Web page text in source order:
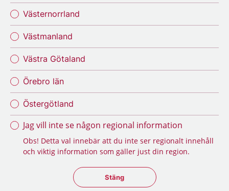
Västernorrland
Västmanland
Västra Götaland
Örebro län
Östergötland
Jag vill inte se någon regional information
Obs! Detta val innebär att du inte ser regionalt innehåll
och viktig information som gäller just din region.
Stäng regionsväljaren
Stäng